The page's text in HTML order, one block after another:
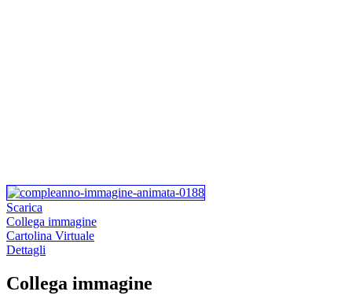
Scarica
Collega immagine
Cartolina Virtuale
Dettagli
Collega immagine